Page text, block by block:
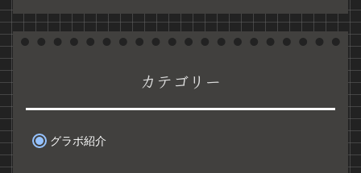
カテゴリー
グラボ紹介